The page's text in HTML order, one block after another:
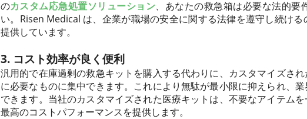
のカスタム応急処置ソリューション、あなたの救急箱は必要な法的要
い。Risen Medical は、企業が職場の安全に関する法律を遵守し続け
提供しています。
3. コスト効率が良く便利
汎用的で在庫過剰の救急キットを購入する代わりに、カスタマイズさ
に必要なものに集中できます。これにより無駄が最小限に抑えられ、
できます。当社のカスタマイズされた医療キットは、不要なアイテム
最高のコストパフォーマンスを提供します。